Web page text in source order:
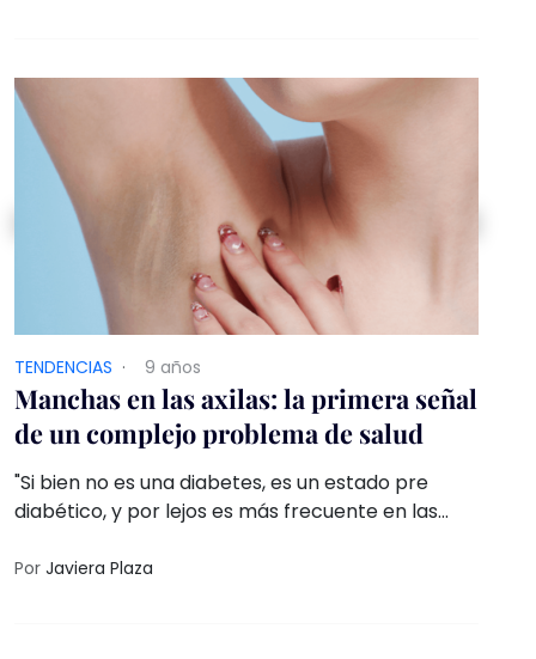
TENDENCIAS · 9 años
Manchas en las axilas: la primera señal
de un complejo problema de salud
"Si bien no es una diabetes, es un estado pre
diabético, y por lejos es más frecuente en las
especialista.
Por Javiera Plaza